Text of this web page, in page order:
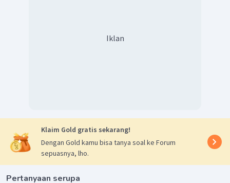
Iklan
Klaim Gold gratis sekarang!
Dengan Gold kamu bisa tanya soal ke Forum
sepuasnya, lho.
Pertanyaan serupa